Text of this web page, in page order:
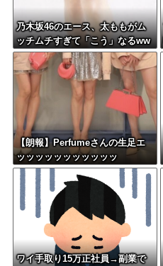
乃木坂46のエース、太ももがム
ッチムチすぎて「こう」なるww
w
【朗報】Perfumeさんの生足エ
ッッッッッッッッッッッ
ワイ手取り15万正社員→副業で